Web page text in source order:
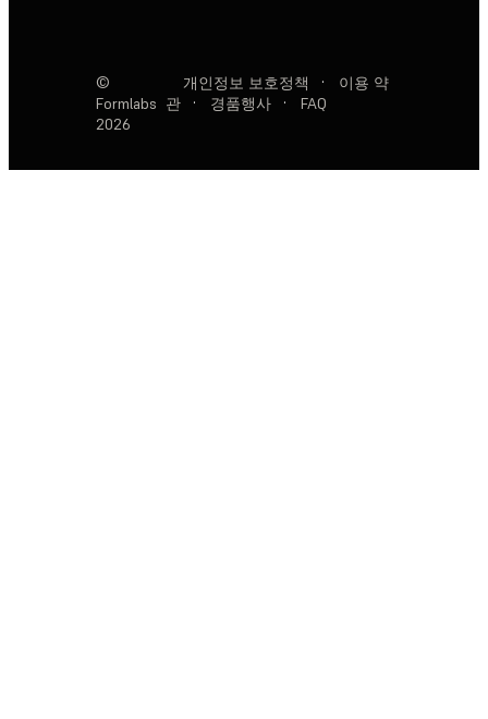
©
Formlabs
2026
개인정보 보호정책 ·
이용 약
관
· 경품행사 · FAQ